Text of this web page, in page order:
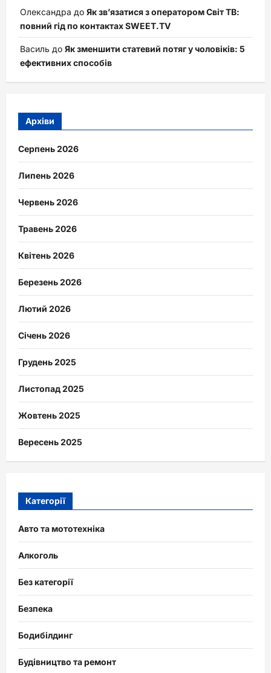
Олександра до Як зв’язатися з оператором Світ ТВ:
повний гід по контактах SWEET.TV
Василь до Як зменшити статевий потяг у чоловіків: 5
ефективних способів
Архіви
Серпень 2026
Липень 2026
Червень 2026
Травень 2026
Квітень 2026
Березень 2026
Лютий 2026
Січень 2026
Грудень 2025
Листопад 2025
Жовтень 2025
Вересень 2025
Категорії
Авто та мототехніка
Алкоголь
Без категорії
Безпека
Бодибілдинг
Будівництво та ремонт